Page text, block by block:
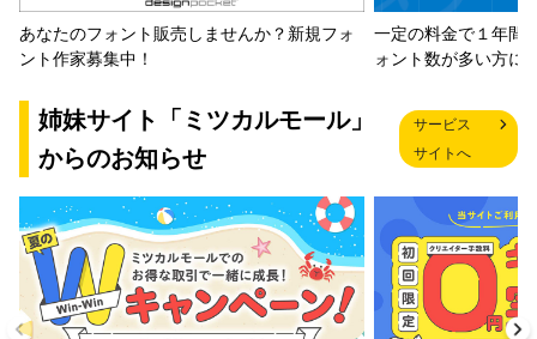
あなたのフォント販売しませんか？新規フォ
ント作家募集中！
一定の料金で１年間
ォント数が多い方に
姉妹サイト「ミツカルモール」
からのお知らせ
サービス
サイトへ